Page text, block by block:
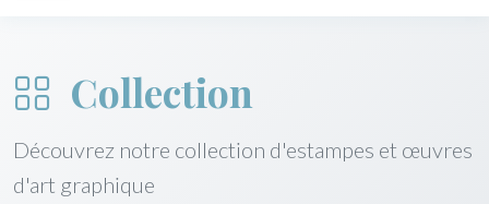
Collection
Découvrez notre collection d'estampes et œuvres
d'art graphique